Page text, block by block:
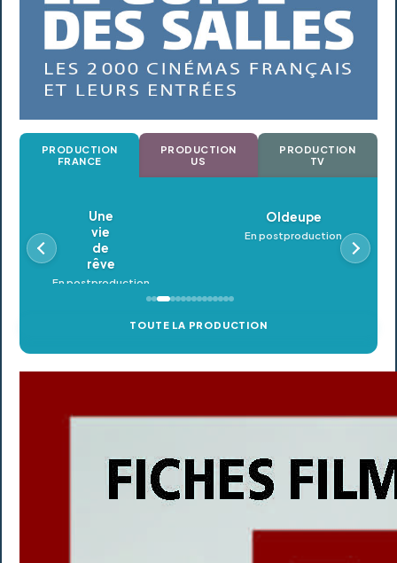
PRODUCTION
FRANCE
PRODUCTION
US
PRODUCTION
TV
En postproduction
TOUTE LA PRODUCTION